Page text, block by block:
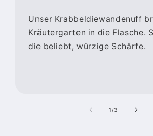
Unser Krabbeldiewandenuff
Kräutergarten in die Flasche.
die beliebt, würzige Schärfe.
1/von
3